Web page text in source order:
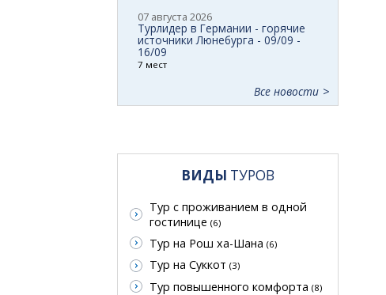
07 августа 2026
Турлидер в Германии - горячие
источники Люнебурга - 09/09 -
16/09
7 мест
Все новости
ВИДЫ ТУРОВ
Тур с проживанием в одной
гостинице (6)
Тур на Рош ха-Шана (6)
Тур на Суккот (3)
Тур повышенного комфорта (8)